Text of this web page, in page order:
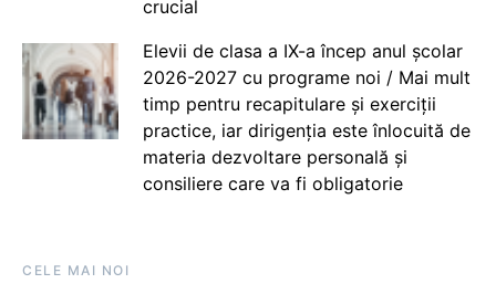
crucial
Elevii de clasa a IX-a încep anul școlar
2026-2027 cu programe noi / Mai mult
timp pentru recapitulare și exerciții
practice, iar dirigenția este înlocuită de
materia dezvoltare personală și
consiliere care va fi obligatorie
CELE MAI NOI